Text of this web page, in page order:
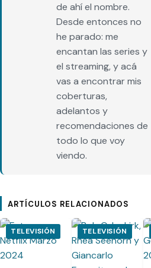
de ahí el nombre.
Desde entonces no
he parado: me
encantan las series y
el streaming, y acá
vas a encontrar mis
coberturas,
adelantos y
recomendaciones de
todo lo que voy
viendo.
ARTÍCULOS RELACIONADOS
TELEVISIÓN TELEVISIÓN